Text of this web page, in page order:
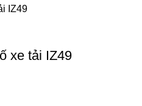
xe tải IZ49